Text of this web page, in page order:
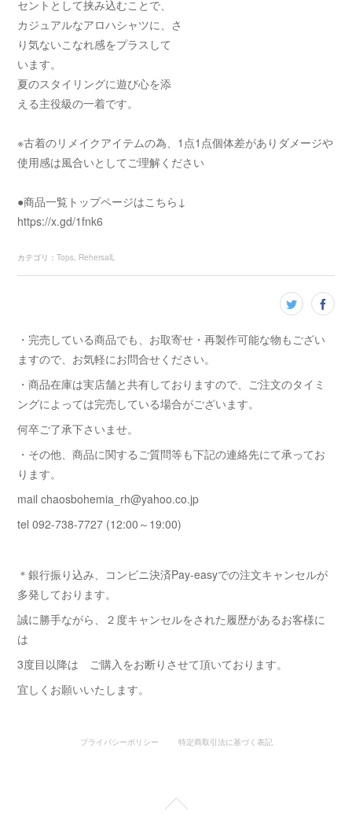
セントとして挟み込むことで、
カジュアルなアロハシャツに、さ
り気ないこなれ感をプラスして
います。
夏のスタイリングに遊び心を添
える主役級の一着です。
※古着のリメイクアイテムの為、1点1点個体差がありダメージや
使用感は風合いとしてご理解ください
●商品一覧トップページはこちら↓
https://x.gd/1fnk6
カテゴリ ：Tops RehersalL
・完売している商品でも、お取寄せ・再製作可能な物もござい
ますので、お気軽にお問合せください。
・商品在庫は実店舗と共有しておりますので、ご注文のタイミ
ングによっては完売している場合がございます。
何卒ご了承下さいませ。
・その他、商品に関するご質問等も下記の連絡先にて承ってお
ります。
mail chaosbohemia_rh@yahoo.co.jp
tel 092-738-7727 (12:00～19:00)
＊銀行振り込み、コンビニ決済Pay-easyでの注文キャンセルが
多発しております。
誠に勝手ながら、２度キャンセルをされた履歴があるお客様に
は
3度目以降は ご購入をお断りさせて頂いております。
宜しくお願いいたします。
プライバシーポリシー 特定商取引法に基づく表記